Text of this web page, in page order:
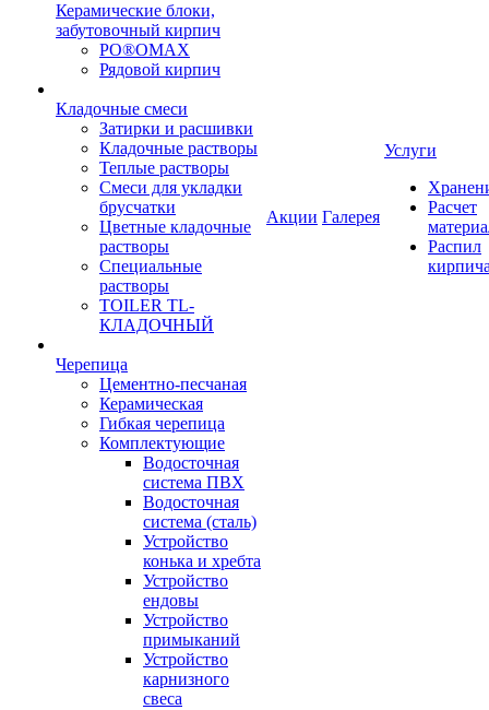
Керамические блоки,
забутовочный кирпич
PO®OMAX
Рядовой кирпич
Кладочные смеси
Затирки и расшивки
Кладочные растворы
Теплые растворы
Смеси для укладки
брусчатки
Цветные кладочные
растворы
Специальные
растворы
TOILER TL-
КЛАДОЧНЫЙ
Черепица
Цементно-песчаная
Керамическая
Гибкая черепица
Комплектующие
Водосточная
система ПВХ
Водосточная
система (сталь)
Устройство
конька и хребта
Устройство
ендовы
Устройство
примыканий
Устройство
карнизного
свеса
Акции Галерея
Услуги
Расчет
Распил